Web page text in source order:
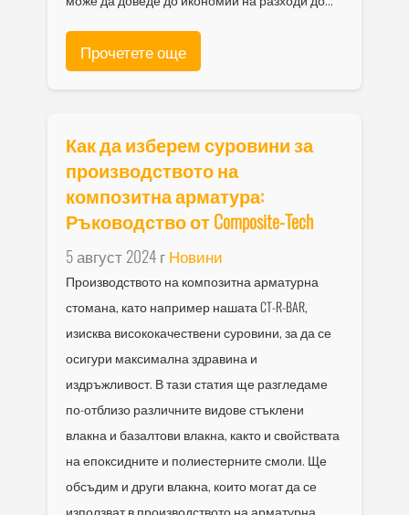
Прочетете още
Как да изберем суровини за
производството на
композитна арматура:
Ръководство от Composite-Tech
5 август 2024 гНовини
Производството на композитна арматурна
стомана, като например нашата CT-R-BAR,
изисква висококачествени суровини, за да се
осигури максимална здравина и
издръжливост. В тази статия ще разгледаме
по-отблизо различните видове стъклени
влакна и базалтови влакна, както и свойствата
на епоксидните и полиестерните смоли. Ще
обсъдим и други влакна, които могат да се
използват в производството на арматурна